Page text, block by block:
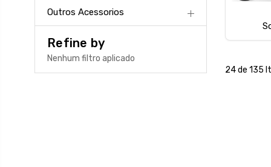
Outros Acessorios
Refine by
Nenhum filtro aplicado
24 de 135